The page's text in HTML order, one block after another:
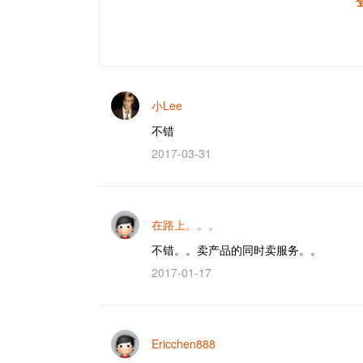
小Lee
不错
2017-03-31
在路上。。。
不错。。卖产品的同时卖服务。。
2017-01-17
Ericchen888